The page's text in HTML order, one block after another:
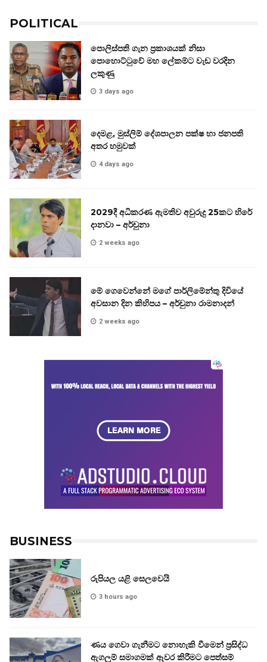
POLITICAL
පොලිස්පති ගැන ප්‍රකාශයක් නිසා
පොහොට්ටුවේ මහ ලේකම්ට වැඩ වරදින
ලකුණු
3 days ago
දෙමළ, මුස්ලිම් දේශපාලන පක්ෂ හා ජනපති
අතර හමුවක්
4 days ago
2029දී අධිකරණ ඇමතිව අවුරුදු 25කට හිරේ
දානවා – අර්චුනා
2 weeks ago
මේ ගෙවෙන්නේ මගේ පාර්ලිමේන්තු දිවියේ
අවසාන දින කිහිපය – අර්චුනා රාමනාදන්
2 weeks ago
BUSINESS
රුපියල යළි සෙලවෙයි
3 hours ago
ණය ගෙවා ගැනීමට නොහැකි වීමෙන් ප්‍රසිද්ධ
ඇගලුම් සමාගමක් ඈවර කිරීමට පෙත්සම්